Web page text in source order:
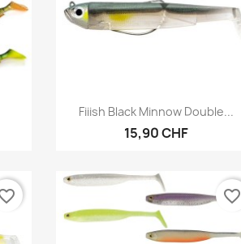
Vorschau
Fiiish Black Minnow Double...
15,90 CHF
favorite_border